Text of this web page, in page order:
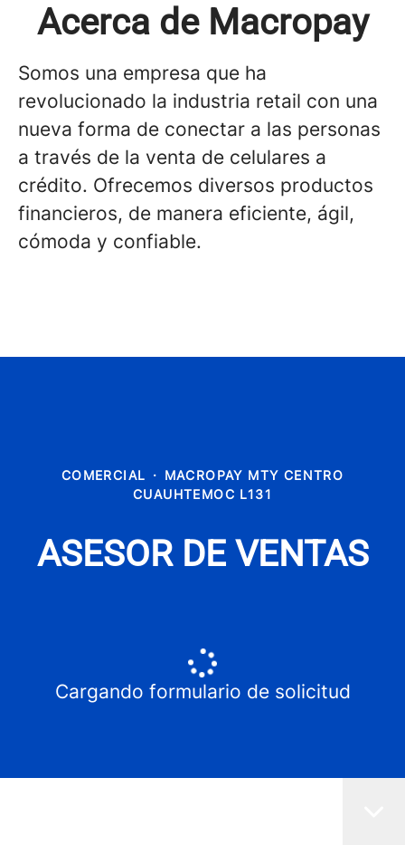
Acerca de Macropay
Somos una empresa que ha
revolucionado la industria retail con una
nueva forma de conectar a las personas
a través de la venta de celulares a
crédito. Ofrecemos diversos productos
financieros, de manera eficiente, ágil,
cómoda y confiable.
COMERCIAL · MACROPAY MTY CENTRO
CUAUHTEMOC L131
ASESOR DE VENTAS
Cargando formulario de solicitud